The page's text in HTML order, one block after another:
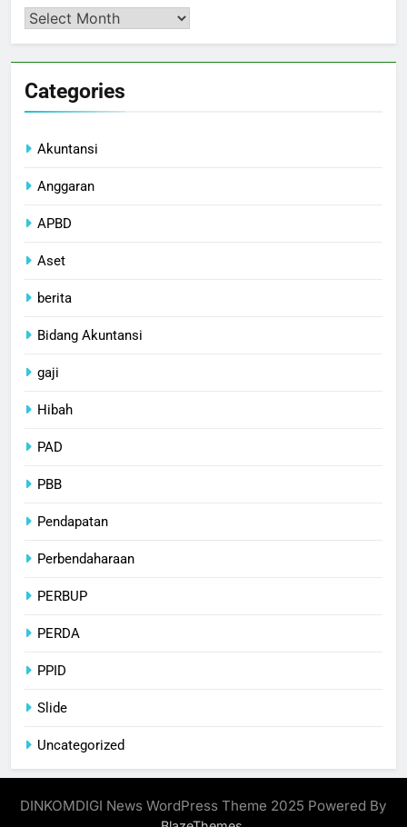
Arsip
Categories
Akuntansi
Anggaran
APBD
Aset
berita
Bidang Akuntansi
gaji
Hibah
PAD
PBB
Pendapatan
Perbendaharaan
PERBUP
PERDA
PPID
Slide
Uncategorized
DINKOMDIGI News WordPress Theme 2025 Powered By